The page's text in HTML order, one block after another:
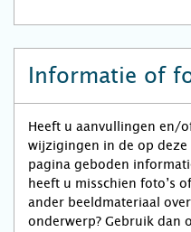
Informatie of
Heeft u aanvullingen en/
wijzigingen in de op deze
pagina geboden
heeft u misschien foto’s of
ander beeldmateriaal
onderwerp? Gebruik dan